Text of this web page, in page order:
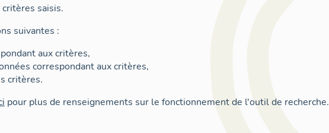
saisis.
suivantes :
aux critères,
correspondant aux critères,
critères.
pour plus de renseignements sur le fonctionnement de l'outil de recherche.